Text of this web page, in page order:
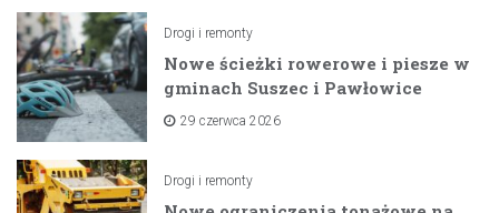
Drogi i remonty
Nowe ścieżki rowerowe i piesze w
gminach Suszec i Pawłowice
dzięki unijnemu wsparciu
29 czerwca 2026
Drogi i remonty